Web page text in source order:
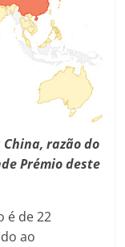
razão do
Prémio deste
é de 22
ao